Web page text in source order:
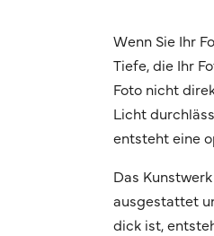
Wenn Sie Ihr
Tiefe, die Ihr
Foto nicht
Licht
entsteht eine
Das
ausgestattet
dick ist,